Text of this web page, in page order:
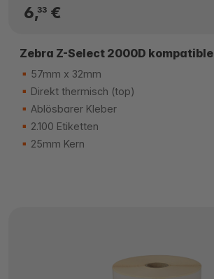
6,33€
Zebra Z-Select 2000D kompatible
57mm x 32mm
Direkt thermisch (top)
Ablösbarer Kleber
2.100 Etiketten
25mm Kern